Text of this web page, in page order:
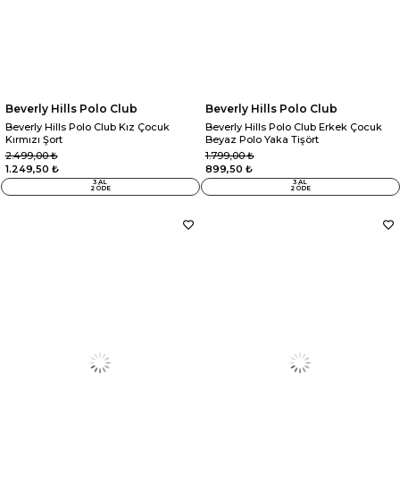
Beverly Hills Polo Club
Beverly Hills Polo Club Kız Çocuk
Kırmızı Şort
1.249,50 ₺
2.499,00 ₺
3 AL
2 ÖDE
Beverly Hills Polo Club
Beverly Hills Polo Club Erkek Çocuk
Beyaz Polo Yaka Tişört
899,50 ₺
1.799,00 ₺
3 AL
2 ÖDE